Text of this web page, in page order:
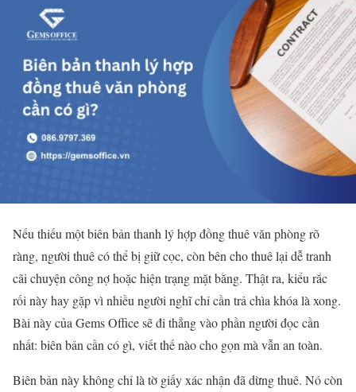
Nếu thiếu một biên bản thanh lý hợp đồng thuê văn phòng rõ
ràng, người thuê có thể bị giữ cọc, còn bên cho thuê lại dễ tranh
cãi chuyện công nợ hoặc hiện trạng mặt bằng. Thật ra, kiểu rắc
rối này hay gặp vì nhiều người nghĩ chỉ cần trả chìa khóa là xong.
Bài này của Gems Office sẽ đi thẳng vào phần người đọc cần
nhất: biên bản cần có gì, viết thế nào cho gọn mà vẫn an toàn.
Biên bản này không chỉ là tờ giấy xác nhận đã dừng thuê. Nó còn